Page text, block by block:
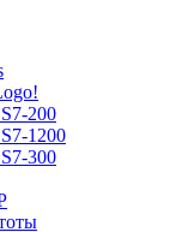
200
1200
300